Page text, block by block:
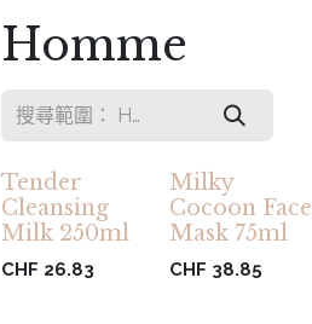
Homme
Tender
Cleansing
Milk 250ml
CHF 26.83
Milky
Cocoon Face
Mask 75ml
CHF 38.85